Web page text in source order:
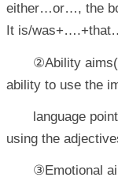
either…or…, the
It is/
②Ability aims(
ability to use the
language
using the
③Emotional